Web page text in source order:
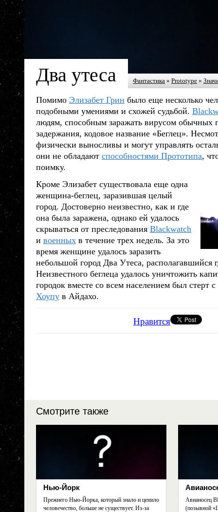
Два утеса Фантастика » Prototype »
Помимо Элизабет Грин было еще несколько
подобными умениями и схожей судьбой.
людям, способным заражать вирусом обычных
задержания, кодовое название «Беглец».
физически выносливы и могут управлять
они не обладают способностями Прототипа,
поимку.
Кроме Элизабет существовала еще одна
женщина-беглец, заразившая целый
город. Достоверно неизвестно, как и где
она была заражена, однако ей удалось
скрываться от преследования Blackwatch
и военных в течение трех недель. За это
время женщине удалось заразить
небольшой город Два Утеса, располагавшийся
Неизвестного беглеца удалось уничтожить
городок вместе со всем населением был стерт
Хоупу в Айдахо.
Нравится
Смотрите также
Нью-Йорк
Прежнего Нью-Йорка, который знало и ценило
человечество, больше не существует. Из-за
Авианосец
(позывной